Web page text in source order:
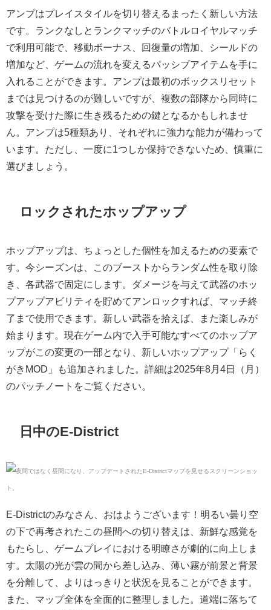
アンプはプレイスタイルを切り替えるまったく新しい方法
です。ランクなしとランクマッチのバトルロイヤルマッチ
で利用可能で、移動ボーナス、回復量の増加、シールドの
増加など、ゲームの流れを変えるパッシブアイテムを手に
入れることができます。アンプは最初のボックスリセット
までは見つけるのが難しいですが、複数の部隊から同時に
攻撃を受けた際に生き残るための鍵となるかもしれませ
ん。アンプは5種類あり、それぞれに強力な能力が備わって
います。ただし、一度に1つしか保持できないため、慎重に
選びましょう。
ロックされたホップアップ
ホップアップは、ちょっとした個性を加えるための要素で
す。今シーズンは、このブーストからランダム性を取り除
き、各武器で固定にします。ダメージを与えて武器のホッ
プアップアビリティを貯めてアンロックすれば、マッチ終
了まで使用できます。新しい武器を拾えば、また楽しみが
始まります。現在ゲーム内で入手可能なすべてのホップア
ップがこの変更の一部となり、新しいホップアップ「らく
がきMOD」も追加されました。詳細は2025年8月4日（月）
のパッチノートをご覧ください。
日中のE-District
E-Districtのみなさん、おはようございます！明るい曇り空
の下で再考されたこの昼間への切り替えは、新鮮な感覚を
もたらし、ゲームプレイにおける明瞭さが劇的に向上しま
す。太陽の光が雲の間から差し込み、薄い霧が前景と背景
を分離して、よりはっきりと状況を見ることができます。
また、マップ全体を全面的に整理しました。道端に落ちて